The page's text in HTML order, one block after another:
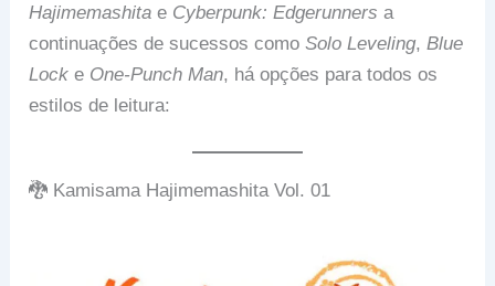
Hajimemashita e Cyberpunk: Edgerunners a
continuações de sucessos comoSolo Leveling,Blue
Lock e One-Punch Man, há opções para todos os
estilos de leitura:
🐉 Kamisama Hajimemashita Vol. 01